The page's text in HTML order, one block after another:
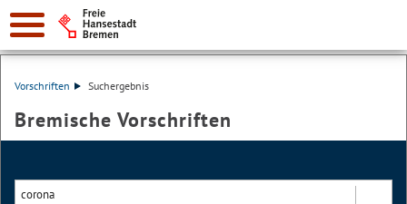
Vorschriften Suchergebnis
Bremische Vorschriften